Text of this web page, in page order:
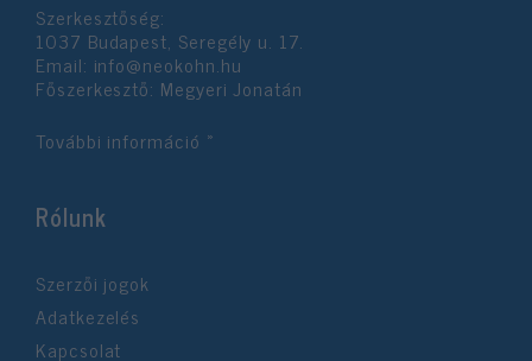
Szerkesztőség:
1037 Budapest, Seregély u. 17.
Email: info@neokohn.hu
Főszerkesztő: Megyeri Jonatán
További információ »
Rólunk
Szerzői jogok
Adatkezelés
Kapcsolat